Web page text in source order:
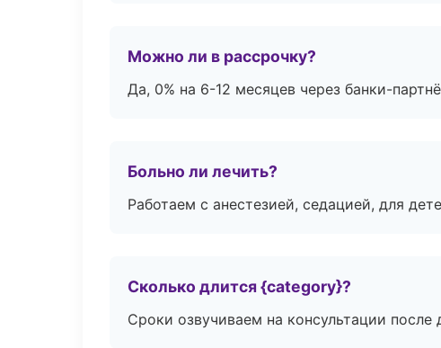
Можно ли в рассрочку?
Да, 0% на 6-12 месяцев через банки-
Больно ли лечить?
Работаем с анестезией, седацией, для
Сколько длится {category}?
Сроки озвучиваем на консультации после